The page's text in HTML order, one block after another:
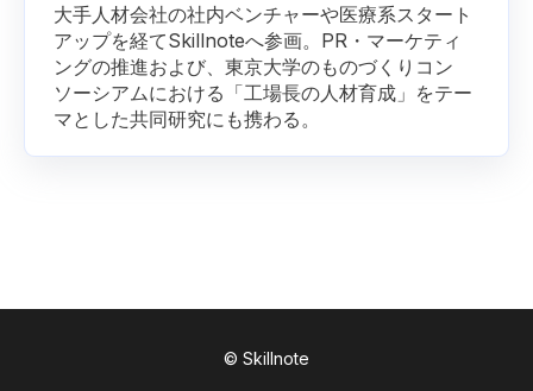
大手人材会社の社内ベンチャーや医療系スタート
アップを経てSkillnoteへ参画。PR・マーケティ
ングの推進および、東京大学のものづくりコン
ソーシアムにおける「工場長の人材育成」をテー
マとした共同研究にも携わる。
© Skillnote